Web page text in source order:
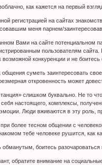
как кажется на первый
регистрацией на сайтах
меня парнем/
Вами на сайте потенциальном
пользователям
конкуренции и не
суметь заинтересовать
откровенность может
слишком буквально. Не то
настоящего, комплексы,
Люди вживаются в эту роль,
более тесном общении с
тебе человеке рушится, как
боитесь
обратите внимание на